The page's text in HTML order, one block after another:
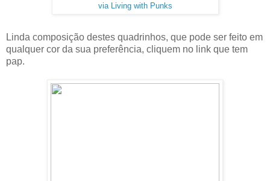
via Living with Punks
Linda composição destes quadrinhos, que pode ser feito em
qualquer cor da sua preferência, cliquem no link que tem
pap.